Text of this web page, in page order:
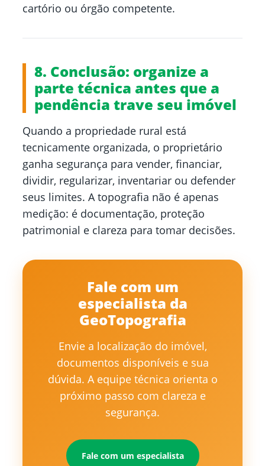
cartório ou órgão competente.
8. Conclusão: organize a
parte técnica antes que a
pendência trave seu imóvel
Quando a propriedade rural está
tecnicamente organizada, o proprietário
ganha segurança para vender, financiar,
dividir, regularizar, inventariar ou defender
seus limites. A topografia não é apenas
medição: é documentação, proteção
patrimonial e clareza para tomar decisões.
Fale com um
especialista da
GeoTopografia
Envie a localização do imóvel,
documentos disponíveis e sua
dúvida. A equipe técnica orienta o
próximo passo com clareza e
segurança.
Fale com um especialista